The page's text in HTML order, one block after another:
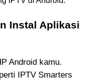
Instal Aplikasi
Android kamu.
IPTV Smarters